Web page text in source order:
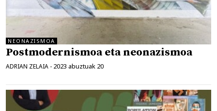
NEONAZISMOA
Postmodernismoa eta neonazismoa
ADRIAN ZELAIA - 2023 abuztuak 20